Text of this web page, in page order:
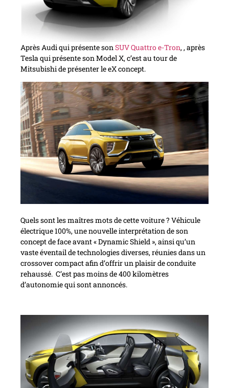
Après Audi qui présente sonSUV Quattro e-Tron, , après
Tesla qui présente son Model X, c’est au tour de
Mitsubishi de présenter le eX concept.
Quels sont les maîtres mots de cette voiture ? Véhicule
électrique 100%, une nouvelle interprétation de son
concept de face avant « Dynamic Shield », ainsi qu’un
vaste éventail de technologies diverses, réunies dans un
crossover compact afin d’offrir un plaisir de conduite
rehaussé. C’est pas moins de 400 kilomètres
d’autonomie qui sont annoncés.